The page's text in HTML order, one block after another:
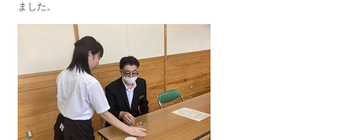
ました。